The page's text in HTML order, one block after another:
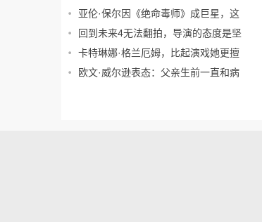
亚伦·保尔因《绝命毒师》成巨星，这
回到未来4无法翻拍，导演的态度是坚
卡特琳娜·格兰厄姆，比起演戏她更擅
欧文·威尔逊表态：父亲生前一直和病